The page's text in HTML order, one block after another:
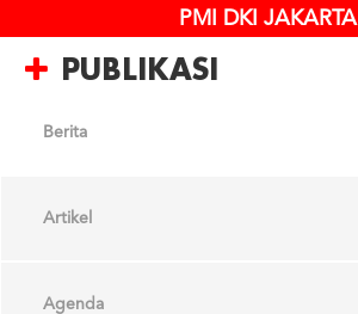
PMI DKI JAKARTA
PUBLIKASI
Berita
Artikel
Agenda